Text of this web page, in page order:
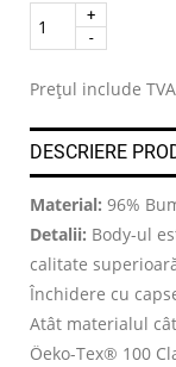
Quantity
Prețul include TVA
DESCRIERE
Material: 96%
Detalii: Body-ul
calitate
Închidere cu
Atât materialul
Öeko-Tex® 100